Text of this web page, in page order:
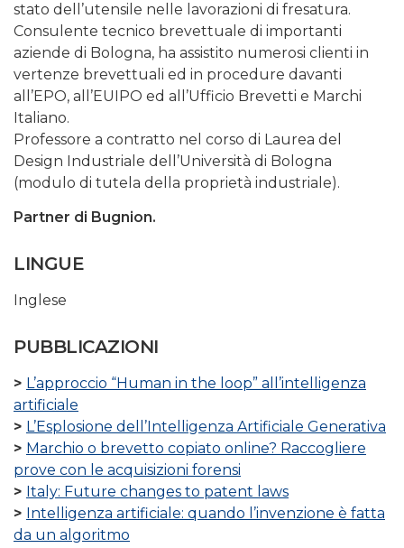
stato dell’utensile nelle lavorazioni di fresatura.
Consulente tecnico brevettuale di importanti
aziende di Bologna, ha assistito numerosi clienti in
vertenze brevettuali ed in procedure davanti
all’EPO, all’EUIPO ed all’Ufficio Brevetti e Marchi
Italiano.
Professore a contratto nel corso di Laurea del
Design Industriale dell’Università di Bologna
(modulo di tutela della proprietà industriale).
Partner di Bugnion.
LINGUE
Inglese
PUBBLICAZIONI
L’approccio “Human in the loop” all’intelligenza
artificiale
L’Esplosione dell’Intelligenza Artificiale Generativa
Marchio o brevetto copiato online? Raccogliere
prove con le acquisizioni forensi
Italy: Future changes to patent laws
Intelligenza artificiale: quando l’invenzione è fatta
da un algoritmo